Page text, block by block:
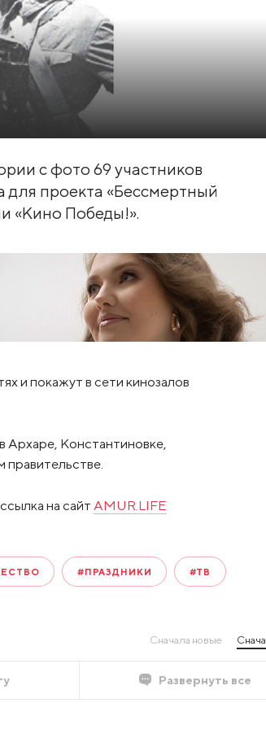
с фото 69 участников
проекта «Бессмертный
«Кино Победы!».
и покажут в сети кинозалов
Архаре, Константиновке,
на сайт AMUR.LIFE
#ПРАЗДНИКИ #ТВ
Сначала новые
Развернуть все